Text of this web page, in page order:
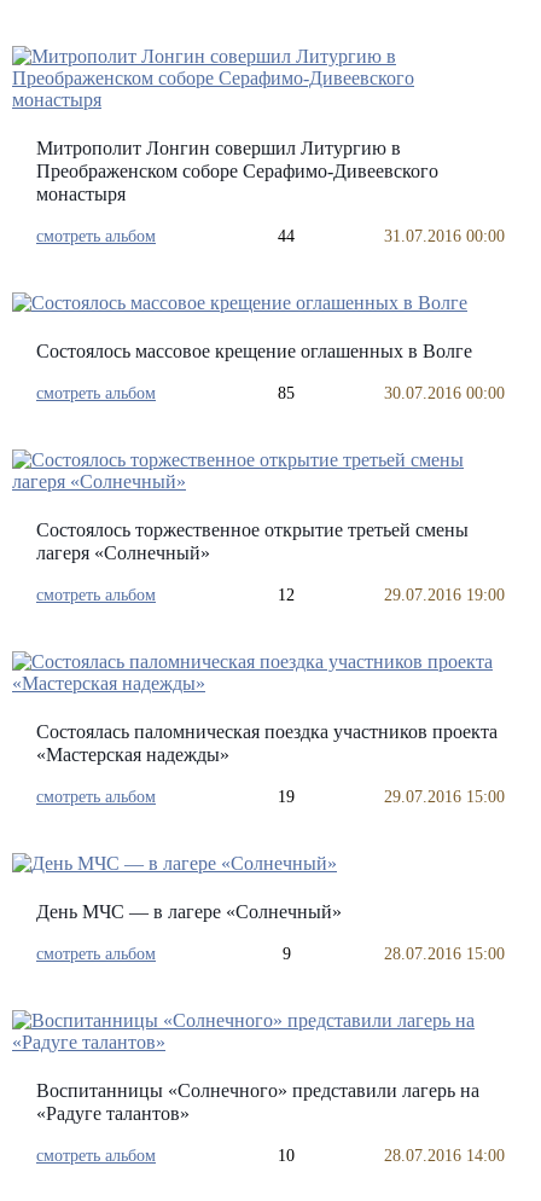
Митрополит Лонгин совершил Литургию в
Преображенском соборе Серафимо-Дивеевского
монастыря
смотреть альбом 44 31.07.2016 00:00
Состоялось массовое крещение оглашенных в Волге
смотреть альбом 85 30.07.2016 00:00
Состоялось торжественное открытие третьей смены
лагеря «Солнечный»
смотреть альбом 12 29.07.2016 19:00
Состоялась паломническая поездка участников проекта
«Мастерская надежды»
смотреть альбом 19 29.07.2016 15:00
День МЧС — в лагере «Солнечный»
смотреть альбом 9 28.07.2016 15:00
Воспитанницы «Солнечного» представили лагерь на
«Радуге талантов»
смотреть альбом 10 28.07.2016 14:00